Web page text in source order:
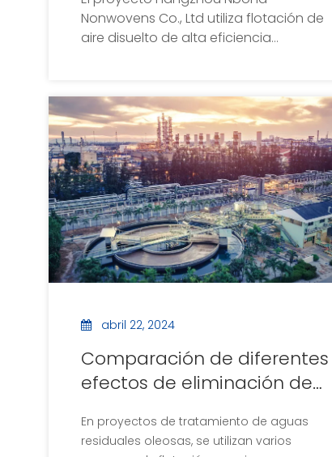
tejido
Nonwovens Co., Ltd utiliza flotación de
aire disuelto de alta eficiencia
contenido de materia orgánica y
materia suspendida en los lixiviados del
vertedero.Después del pretratamiento
por flotación de aire, la tasa de
eliminación de la concentración de
materia suspendida alcanza más del
90%.La tasa de eliminación de grasa
alcanza más del 95%, lo que reduce
significativamente la carga del
tratamiento bioquímico posterior.
abril 22, 2024
Comparación de diferentes
efectos de eliminación de
En proyectos de tratamiento de aguas
residuales oleosas, se utilizan varios